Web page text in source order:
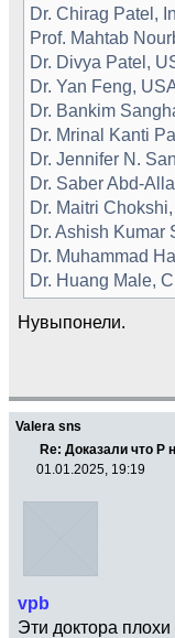
Dr. Chirag Patel,
Prof. Mahtab
Dr. Divya Patel,
Dr. Yan Feng,
Dr. Bankim
Dr. Mrinal Kanti
Dr. Jennifer N.
Dr. Saber Abd-
Dr. Maitri
Dr. Ashish Kumar
Dr. Muhammad
Dr. Huang Male,
Нувыпонели.
Valera sns
Re: Доказали что Р
01.01.2025, 19:19
vpb
Эти доктора